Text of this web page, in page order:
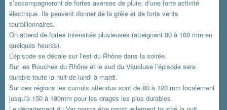
s’accompagneront de fortes averses de pluie, d’une forte activité
électrique. Ils peuvent donner de la grêle et de forts vents
tourbillonnaires.
On attend de fortes intensités pluvieuses (atteignant 80 à 100 mm en
quelques heures).
L’épisode se décale sur l’est du Rhône dans la soirée.
Sur les Bouches du Rhône et le sud du Vaucluse l’épisode sera
durable toute la nuit de lundi à mardi.
Sur ces régions les cumuls attendus sont de 80 à 120 mm localement
jusqu’à 150 à 180mm pour les orages les plus durables.